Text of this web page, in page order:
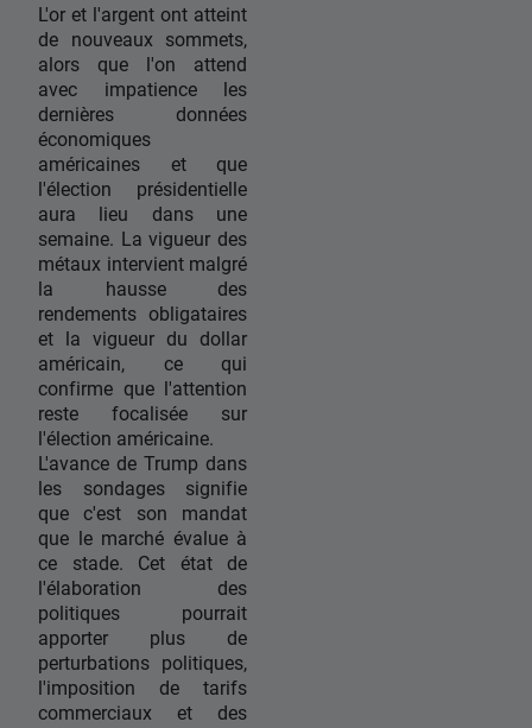
L'or et l'argent ont atteint
de nouveaux sommets,
alors que l'on attend
avec impatience les
dernières données
économiques
américaines et que
l'élection présidentielle
aura lieu dans une
semaine. La vigueur des
métaux intervient malgré
la hausse des
rendements obligataires
et la vigueur du dollar
américain, ce qui
confirme que l'attention
reste focalisée sur
l'élection américaine.
L'avance de Trump dans
les sondages signifie
que c'est son mandat
que le marché évalue à
ce stade. Cet état de
l'élaboration des
politiques pourrait
apporter plus de
perturbations politiques,
l'imposition de tarifs
commerciaux et des